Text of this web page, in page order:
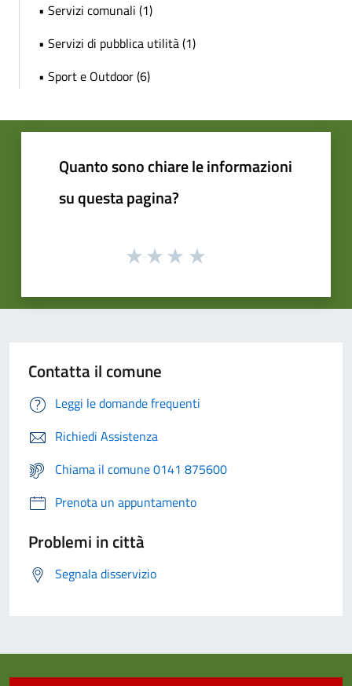
• Servizi comunali (1)
• Servizi di pubblica utilità (1)
• Sport e Outdoor (6)
Quanto sono chiare le informazioni
su questa pagina?
Contatta il comune
Leggi le domande frequenti
Richiedi Assistenza
Chiama il comune 0141 875600
Prenota un appuntamento
Problemi in città
Segnala disservizio